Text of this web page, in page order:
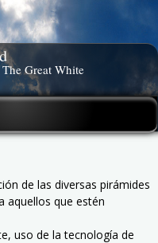
Great White
de las diversas pirámides
aquellos que estén
uso de la tecnología de